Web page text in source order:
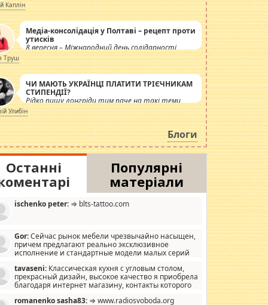
Каплін
Медіа-консолідація у Полтаві – рецепт проти
утисків
8 вересня – Міжнародний день солідарності
журналістів.
Труш
ЧИ МАЮТЬ УКРАЇНЦІ ПЛАТИТИ ТРІЄЧНИКАМ
СТИПЕНДІЇ?
Рідко пишу лонгріди тим паче на такі теми,
але вже просто дістало! Обурюють сьогоднішні
інсенуації навколо стипендіального питання.
Штучно роздувається ще одна соціальна
катастрофа.
Улибін
Блоги
Останні
Популярні
матеріали
ischenko peter: ⇒ blts-tattoo.com
Gor:Сейчас рынок мебели чрезвычайно насыщен,
причем предлагают реально эксклюзивное
исполнение и стандартные модели малых серий
мало походит на стандартные формы, в MebelOk,
и что главное - со вкусом все в порядке,
ненужных наворотов удорожающих мебель, а это не
tavaseni: Классическая кухня с угловым столом,
прекрасный дизайн, высокое качество я приобрела
благодаря интернет магазину, контакты которого
romanenko sasha83: ⇒ www.radiosvoboda.org